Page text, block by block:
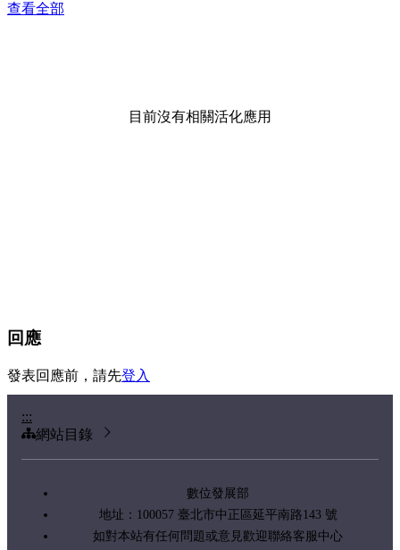
查看全部
目前沒有相關活化應用
回應
發表回應前，請先登入
:::
網站目錄
數位發展部
地址：100057 臺北市中正區延平南路143 號
如對本站有任何問題或意見歡迎聯絡客服中心